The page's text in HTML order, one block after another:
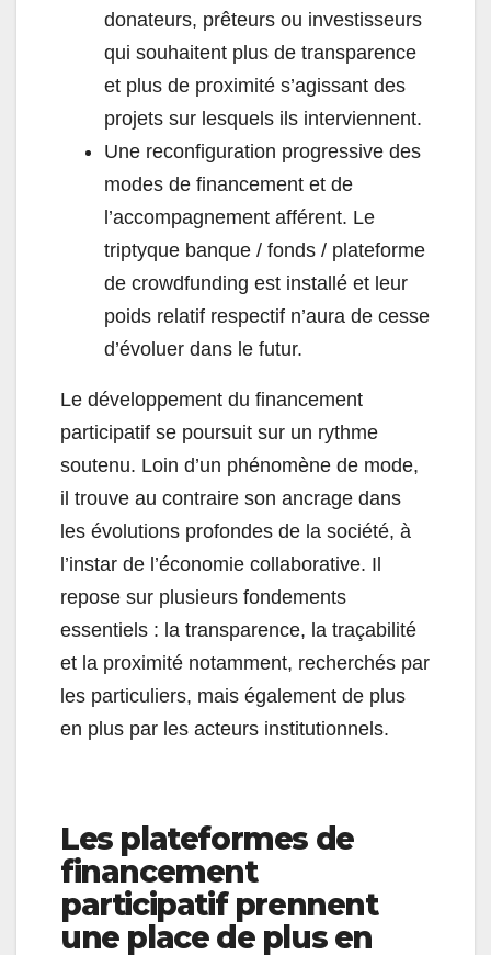
donateurs, prêteurs ou investisseurs
qui souhaitent plus de transparence
et plus de proximité s’agissant des
projets sur lesquels ils interviennent.
Une reconfiguration progressive des
modes de financement et de
l’accompagnement afférent. Le
triptyque banque / fonds / plateforme
de crowdfunding est installé et leur
poids relatif respectif n’aura de cesse
d’évoluer dans le futur.
Le développement du financement
participatif se poursuit sur un rythme
soutenu. Loin d’un phénomène de mode,
il trouve au contraire son ancrage dans
les évolutions profondes de la société, à
l’instar de l’économie collaborative. Il
repose sur plusieurs fondements
essentiels : la transparence, la traçabilité
et la proximité notamment, recherchés par
les particuliers, mais également de plus
en plus par les acteurs institutionnels.
Les plateformes de
financement
participatif prennent
une place de plus en